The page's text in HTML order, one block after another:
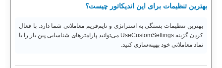
بهترین تنظیمات برای این اندیکاتور چیست؟
بهترین تنظیمات بستگی به استراتژی و تایم‌فریم معاملاتی شما دارد. با فعال
کردن گزینه UseCustomSettings می‌توانید پارامترهای شناسایی پین بار را با
نماد معاملاتی خود بهینه‌سازی کنید.